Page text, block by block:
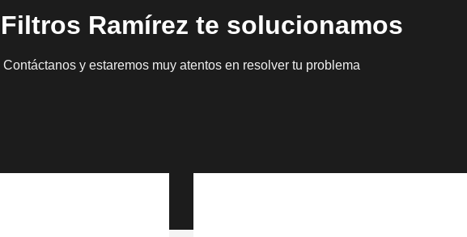
Ramírez te solucionamos
Contáctanos y estaremos muy atentos en resolver tu problema